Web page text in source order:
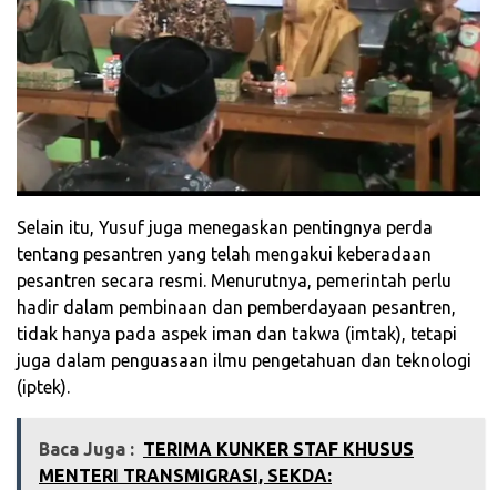
Selain itu, Yusuf juga menegaskan pentingnya perda
tentang pesantren yang telah mengakui keberadaan
pesantren secara resmi. Menurutnya, pemerintah perlu
hadir dalam pembinaan dan pemberdayaan pesantren,
tidak hanya pada aspek iman dan takwa (imtak), tetapi
juga dalam penguasaan ilmu pengetahuan dan teknologi
(iptek).
Baca Juga : ‎TERIMA KUNKER STAF KHUSUS
MENTERI TRANSMIGRASI, SEKDA: